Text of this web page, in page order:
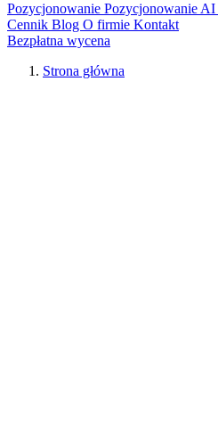
Pozycjonowanie Pozycjonowanie AI
Cennik Blog O firmie Kontakt
Bezpłatna wycena
Strona główna